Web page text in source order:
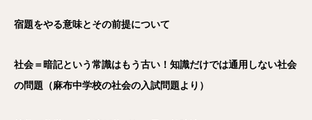
宿題をやる意味とその前提について
社会＝暗記という常識はもう古い！知識だけでは通用しない社会
の問題（麻布中学校の社会の入試問題より）